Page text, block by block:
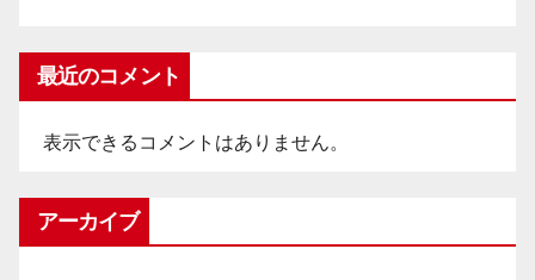
最近のコメント
表示できるコメントはありません。
アーカイブ